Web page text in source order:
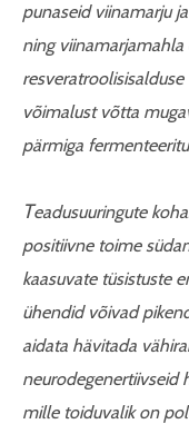
punaseid viinamarju
ning viinamarjamahla
võimalust võtta
pärmiga
Teadusuuringute
positiivne toime
kaasuvate tüsistuste
ühendid võivad
aidata hävitada
neurodegenertiivseid
mille toiduvalik on